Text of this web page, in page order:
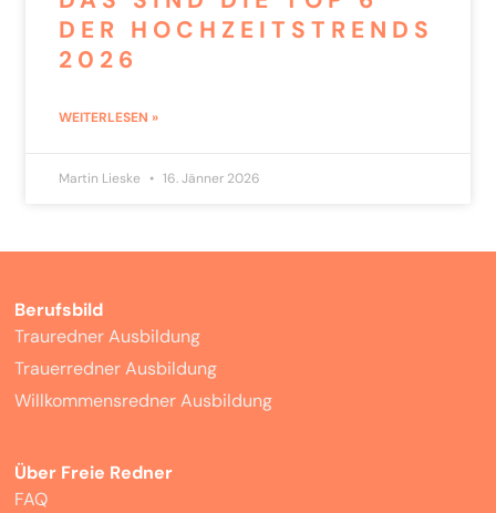
DER HOCHZEITSTRENDS
2026
WEITERLESEN »
Martin Lieske 16. Jänner 2026
Berufsbild
Trauredner Ausbildung
Trauerredner Ausbildung
Willkommensredner Ausbildung
Über Freie Redner
FAQ